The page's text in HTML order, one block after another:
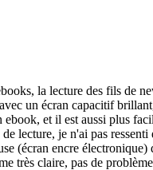
la lecture des fils de
un écran capacitif
et il est aussi plus
lecture, je n'ai pas
(écran encre
très claire, pas de